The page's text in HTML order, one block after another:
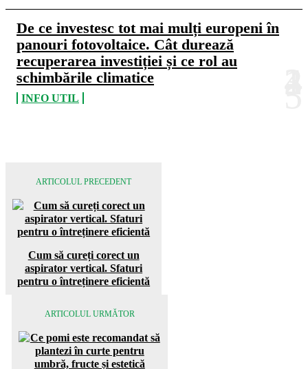
De ce investesc tot mai mulți europeni în
panouri fotovoltaice. Cât durează
recuperarea investiției și ce rol au
schimbările climatice
INFO UTIL
ARTICOLUL PRECEDENT
Cum să cureți corect un
aspirator vertical. Sfaturi
pentru o întreținere eficientă
ARTICOLUL URMĂTOR